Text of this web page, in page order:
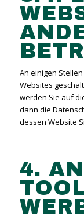
An einigen
Websites
werden Sie auf
dann die
dessen Website
4.